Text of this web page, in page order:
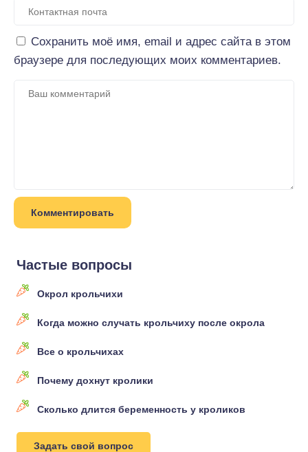
Сохранить моё имя, email и адрес сайта в этом
браузере для последующих моих комментариев.
Частые вопросы
Окрол крольчихи
Когда можно случать крольчиху после окрола
Все о крольчихах
Почему дохнут кролики
Сколько длится беременность у кроликов
Задать свой вопрос